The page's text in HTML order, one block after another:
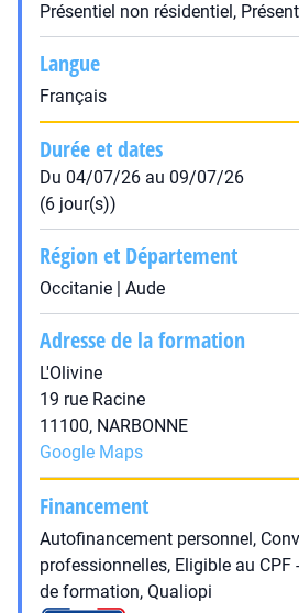
Présentiel non résidentiel,
Langue
Français
Durée et dates
Du 04/07/26 au 09/07/26
(6 jour(s))
Région et Département
Occitanie | Aude
Adresse de la formation
L'Olivine
19 rue Racine
11100, NARBONNE
Google Maps
Financement
Autofinancement personnel,
professionnelles, Eligible au CPF
de formation, Qualiopi